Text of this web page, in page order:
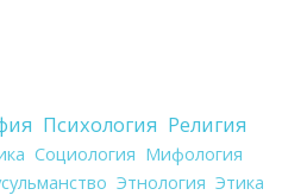
Психология Религия
Социология Мифология
Этнология Этика